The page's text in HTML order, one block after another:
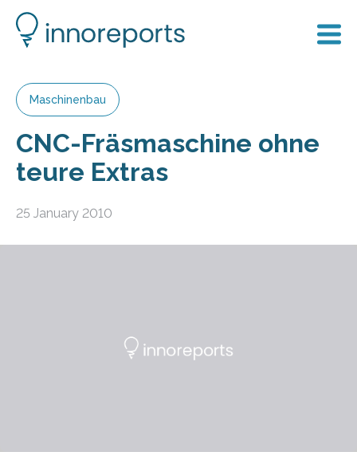
Maschinenbau
CNC-Fräsmaschine ohne
teure Extras
25 January 2010